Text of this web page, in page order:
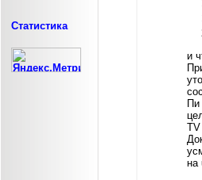
Статистика
и
на